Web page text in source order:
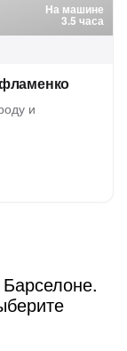
На машине
3.5 часа
и